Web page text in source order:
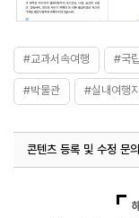
#교과서속여행 #국
#박물관 #실내여행
#전시관 #체험학습
콘텐츠 등록 및 수정 문의
열린관광콘텐츠팀(열린